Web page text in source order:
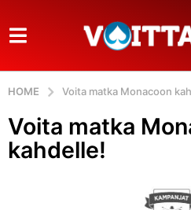
HOME Voita matka Monacoon
Voita matka
kahdelle!